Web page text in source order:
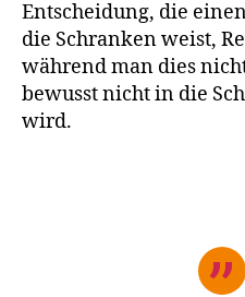
Entscheidung, die
die Schranken weist,
während man dies
bewusst nicht in die
wird.